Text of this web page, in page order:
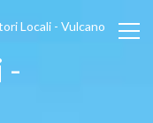
Locali - Vulcano
-